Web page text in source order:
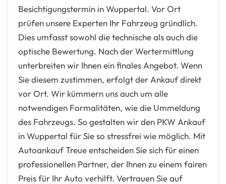
Besichtigungstermin in Wuppertal. Vor Ort
prüfen unsere Experten Ihr Fahrzeug gründlich.
Dies umfasst sowohl die technische als auch die
optische Bewertung. Nach der Wertermittlung
unterbreiten wir Ihnen ein finales Angebot. Wenn
Sie diesem zustimmen, erfolgt der Ankauf direkt
vor Ort. Wir kümmern uns auch um alle
notwendigen Formalitäten, wie die Ummeldung
des Fahrzeugs. So gestalten wir den PKW Ankauf
in Wuppertal für Sie so stressfrei wie möglich. Mit
Autoankauf Treue entscheiden Sie sich für einen
professionellen Partner, der Ihnen zu einem fairen
Preis für Ihr Auto verhilft. Vertrauen Sie auf